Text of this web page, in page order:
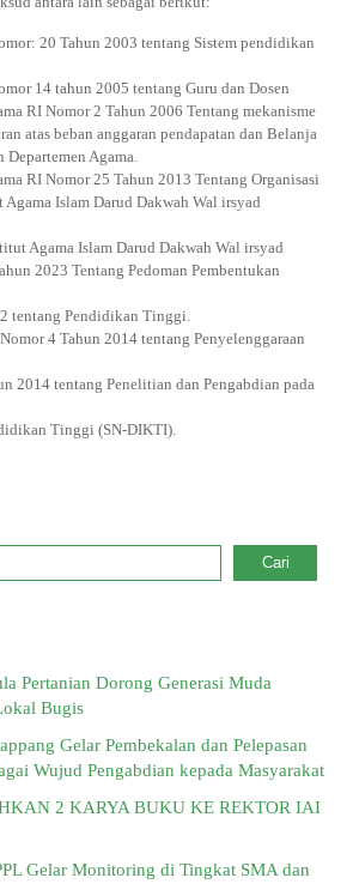
DOSEN DAN SK
PENELITIAN
20 Tahun 2003 tentang Sistem pendidikan
14 tahun 2005 tentang Guru dan Dosen
RI Nomor 2 Tahun 2006 Tentang mekanisme
atas beban anggaran pendapatan dan Belanja
Agama.
RI Nomor 25 Tahun 2013 Tentang Organisasi
Islam Darud Dakwah Wal irsyad
Agama Islam Darud Dakwah Wal irsyad
2023 Tentang Pedoman Pembentukan
tentang Pendidikan Tinggi.
4 Tahun 2014 tentang Penyelenggaraan
2014 tentang Penelitian dan Pengabdian pada
Tinggi (SN-DIKTI).
Cari
Pertanian Dorong Generasi Muda
Bugis
Gelar Pembekalan dan Pelepasan
Wujud Pengabdian kepada Masyarakat
2 KARYA BUKU KE REKTOR IAI
Gelar Monitoring di Tingkat SMA dan